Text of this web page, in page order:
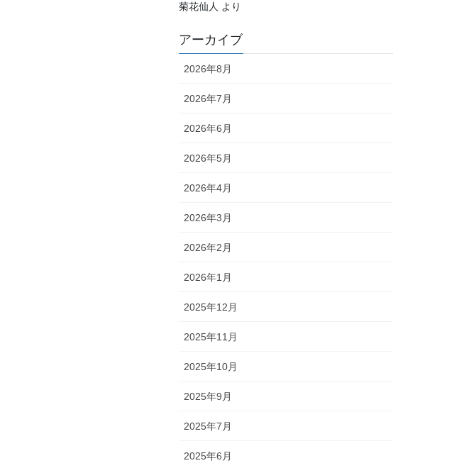
菊花仙人 より
アーカイブ
2026年8月
2026年7月
2026年6月
2026年5月
2026年4月
2026年3月
2026年2月
2026年1月
2025年12月
2025年11月
2025年10月
2025年9月
2025年7月
2025年6月